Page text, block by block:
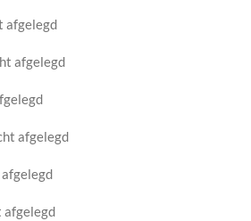
afgelegd
afgelegd
afgelegd
afgelegd